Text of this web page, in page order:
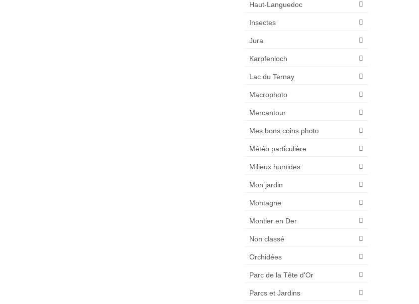
Haut-Languedoc
Insectes
Jura
Karpfenloch
Lac du Ternay
Macrophoto
Mercantour
Mes bons coins photo
Météo particulière
Milieux humides
Mon jardin
Montagne
Montier en Der
Non classé
Orchidées
Parc de la Tête d'Or
Parcs et Jardins